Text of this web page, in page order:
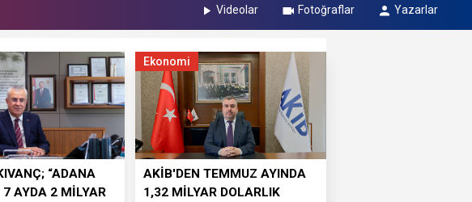
Videolar Fotoğraflar Yazarlar
“ADANA
AYDA 2 MİLYAR
Ekonomi
AKİB'DEN TEMMUZ AYINDA
1,32 MİLYAR DOLARLIK